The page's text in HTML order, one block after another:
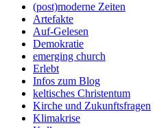
(post)moderne Zeiten
Artefakte
Auf-Gelesen
Demokratie
emerging church
Erlebt
Infos zum Blog
keltisches Christentum
Kirche und Zukunftsfragen
Klimakrise